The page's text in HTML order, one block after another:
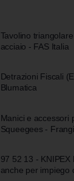
Tavolino
acciaio - FAS Italia
Detrazioni Fiscali
Blumatica
Manici e accessori
Squeegees -
97 52 13 -
anche per impiego